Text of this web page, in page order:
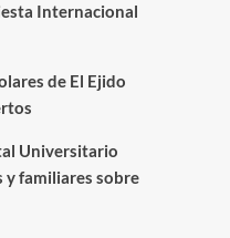
Internacional
de El Ejido
Universitario
y familiares sobre